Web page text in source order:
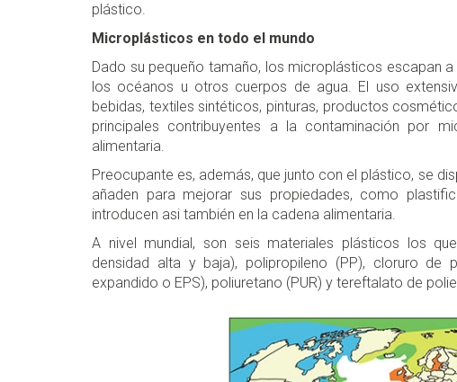
plástico.
Microplásticos en todo el mundo
Dado su pequeño tamaño, los microplásticos escapan
los océanos u otros cuerpos de agua. El uso
bebidas, textiles sintéticos, pinturas, productos
principales contribuyentes a la contaminación por
alimentaria.
Preocupante es, además, que junto con el plástico, se
añaden para mejorar sus propiedades, como
introducen asi también en la cadena alimentaria.
A nivel mundial, son seis materiales plásticos los
densidad alta y baja), polipropileno (PP), cloruro de
expandido o EPS), poliuretano (PUR) y tereftalato de